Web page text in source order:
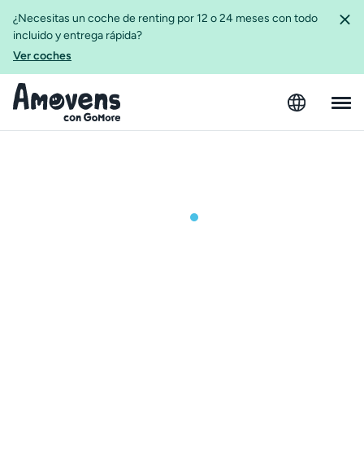
¿Necesitas un coche de renting por 12 o 24 meses con todo
incluido y entrega rápida?
Ver coches